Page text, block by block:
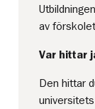
av
Var hittar
Den hittar